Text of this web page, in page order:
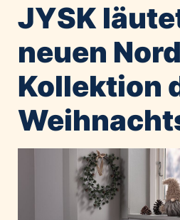
Amadeus Austrian Music Awards
Constantia Flexibles
Costa Kreuzfahrten
Emirates
Expo 2025 Osaka
Financial Times
GE HealthCare
JYSK
neuen
Kollektion